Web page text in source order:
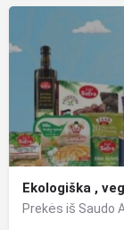
Ekologiška ,